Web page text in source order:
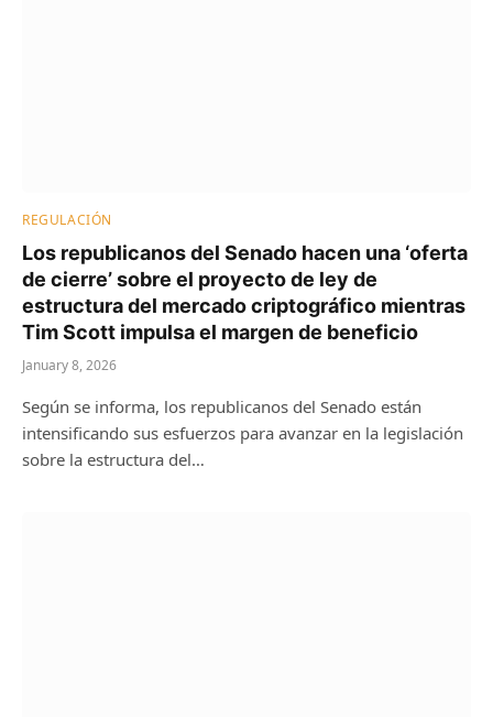
REGULACIÓN
Los republicanos del Senado hacen una ‘oferta
de cierre’ sobre el proyecto de ley de
estructura del mercado criptográfico mientras
Tim Scott impulsa el margen de beneficio
January 8, 2026
Según se informa, los republicanos del Senado están
intensificando sus esfuerzos para avanzar en la legislación
sobre la estructura del…